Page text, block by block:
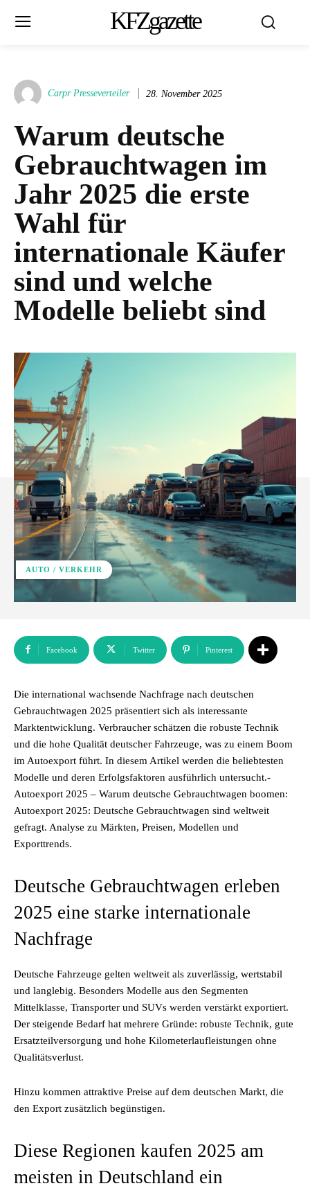
KFZgazette
Carpr Presseverteiler 28. November 2025
Warum deutsche
Gebrauchtwagen im
Jahr 2025 die erste
Wahl für
internationale Käufer
sind und welche
Modelle beliebt sind
AUTO / VERKEHR
Facebook Twitter Pinterest
Die international wachsende Nachfrage nach deutschen
Gebrauchtwagen 2025 präsentiert sich als interessante
Marktentwicklung. Verbraucher schätzen die robuste Technik
und die hohe Qualität deutscher Fahrzeuge, was zu einem Boom
im Autoexport führt. In diesem Artikel werden die beliebtesten
Modelle und deren Erfolgsfaktoren ausführlich untersucht.-
Autoexport 2025 – Warum deutsche Gebrauchtwagen boomen:
Autoexport 2025: Deutsche Gebrauchtwagen sind weltweit
gefragt. Analyse zu Märkten, Preisen, Modellen und
Exporttrends.
Deutsche Gebrauchtwagen erleben
2025 eine starke internationale
Nachfrage
Deutsche Fahrzeuge gelten weltweit als zuverlässig, wertstabil
und langlebig. Besonders Modelle aus den Segmenten
Mittelklasse, Transporter und SUVs werden verstärkt exportiert.
Der steigende Bedarf hat mehrere Gründe: robuste Technik, gute
Ersatzteilversorgung und hohe Kilometerlaufleistungen ohne
Qualitätsverlust.
Hinzu kommen attraktive Preise auf dem deutschen Markt, die
den Export zusätzlich begünstigen.
Diese Regionen kaufen 2025 am
meisten in Deutschland ein